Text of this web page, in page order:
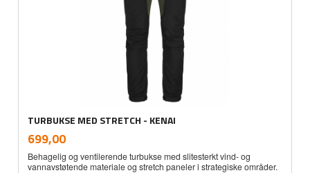
TURBUKSE MED STRETCH - KENAI
Pris
699,00mva.
Behagelig og ventilerende turbukse med slitesterkt vind- og
vannavstøtende materiale og stretch paneler i strategiske områder.